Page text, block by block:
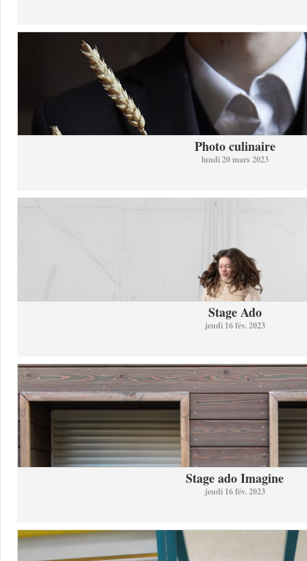
Photo culinaire
lundi 20 mars 2023
Stage Ado
jeudi 16 fév. 2023
Stage ado Imagine
jeudi 16 fév. 2023